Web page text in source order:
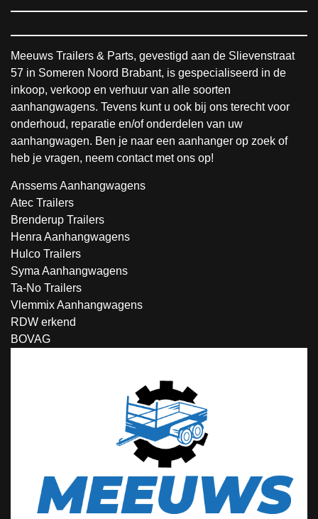
Meeuws Trailers & Parts, gevestigd aan de Slievenstraat
57 in Someren Noord Brabant, is gespecialiseerd in de
inkoop, verkoop en verhuur van alle soorten
aanhangwagens. Tevens kunt u ook bij ons terecht voor
onderhoud, reparatie en/of onderdelen van uw
aanhangwagen. Ben je naar een aanhanger op zoek of
heb je vragen, neem contact met ons op!
Anssems Aanhangwagens
Atec Trailers
Brenderup Trailers
Henra Aanhangwagens
Hulco Trailers
Syma Aanhangwagens
Ta-No Trailers
Vlemmix Aanhangwagens
RDW erkend
BOVAG